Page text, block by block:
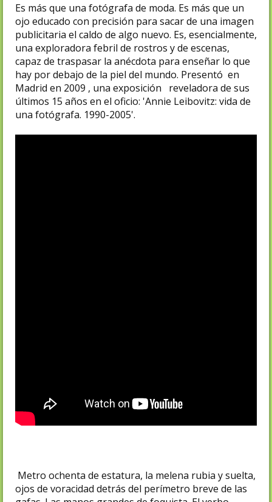
Es más que una fotógrafa de moda. Es más que un
ojo educado con precisión para sacar de una imagen
publicitaria el caldo de algo nuevo. Es, esencialmente,
una exploradora febril de rostros y de escenas,
capaz de traspasar la anécdota para enseñar lo que
hay por debajo de la piel del mundo. Presentó en
Madrid en 2009 , una exposición reveladora de sus
últimos 15 años en el oficio: 'Annie Leibovitz: vida de
una fotógrafa. 1990-2005'.
Metro ochenta de estatura, la melena rubia y suelta,
ojos de voracidad detrás del perímetro breve de las